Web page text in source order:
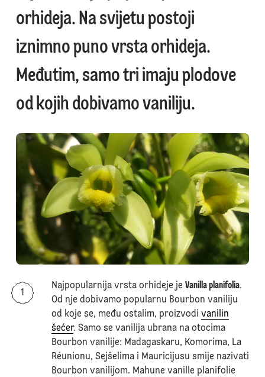
orhideja. Na svijetu postoji
iznimno puno vrsta orhideja.
Međutim, samo tri imaju plodove
od kojih dobivamo vaniliju.
Najpopularnija vrsta orhideje je Vanilla planifolia.
Od nje dobivamo popularnu Bourbon vaniliju
od koje se, među ostalim, proizvodi vanilin
šećer. Samo se vanilija ubrana na otocima
Bourbon vanilije: Madagaskaru, Komorima, La
Réunionu, Sejšelima i Mauricijusu smije nazivati
Bourbon vanilijom. Mahune vanille planifolie